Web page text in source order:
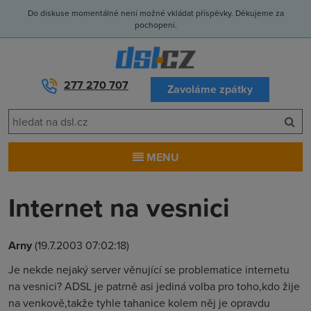
Do diskuse momentálně není možné vkládat příspěvky. Děkujeme za
pochopení.
277 270 707 Zavoláme zpátky
MENU
Internet na vesnici
Arny(19.7.2003 07:02:18)
Je nekde nejaký server věnující se problematice internetu
na vesnici? ADSL je patrně asi jediná volba pro toho,kdo žije
na venkově,takže tyhle tahanice kolem něj je opravdu